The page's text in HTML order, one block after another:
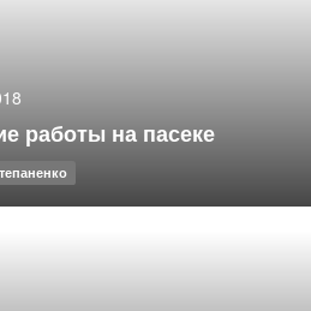
работы на пасеке